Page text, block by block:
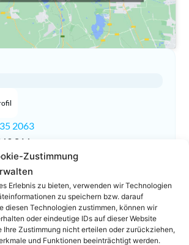
Zustimmung
Erlebnis zu bieten, verwenden wir Technologien
zu speichern bzw. darauf
diesen Technologien zustimmen, können wir
oder eindeutige IDs auf dieser Website
Ihre Zustimmung nicht erteilen oder zurückziehen,
und Funktionen beeinträchtigt werden.
2063
816